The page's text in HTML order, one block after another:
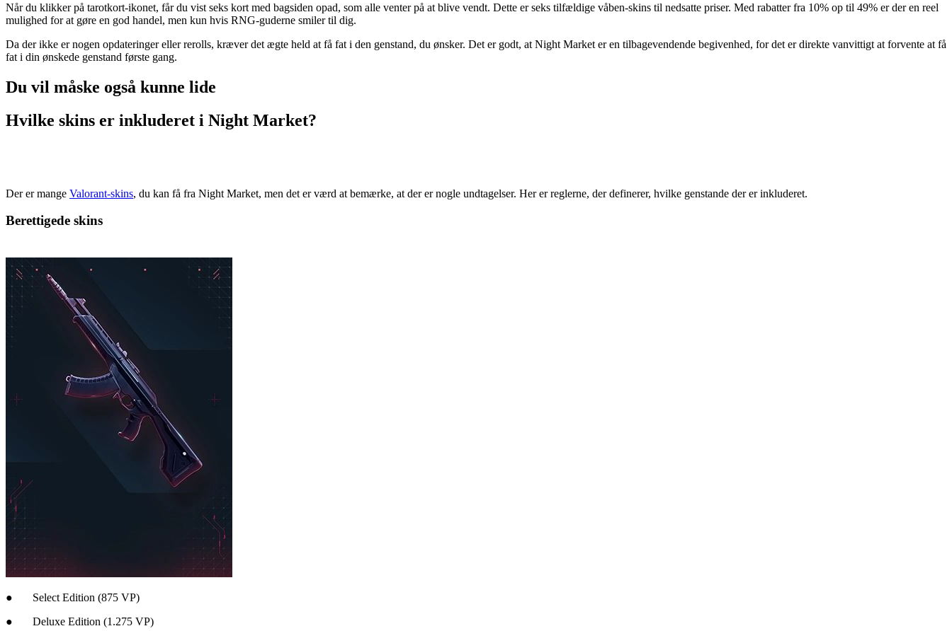
Når du klikker på tarotkort-ikonet, får du vist seks kort med bagsiden opad, som alle venter på at blive vendt. Dette er seks tilfældige våben-skins til nedsatte priser. Med rabatter fra 10% op til 49% er der en reel
mulighed for at gøre en god handel, men kun hvis RNG-guderne smiler til dig.
Da der ikke er nogen opdateringer eller rerolls, kræver det ægte held at få fat i den genstand, du ønsker. Det er godt, at Night Market er en tilbagevendende begivenhed, for det er direkte vanvittigt at forvente at få
fat i din ønskede genstand første gang.
Du vil måske også kunne lide
Hvilke skins er inkluderet i Night Market?
Der er mange Valorant-skins, du kan få fra Night Market, men det er værd at bemærke, at der er nogle undtagelser. Her er reglerne, der definerer, hvilke genstande der er inkluderet.
Berettigede skins
● Select Edition (875 VP)
● Deluxe Edition (1.275 VP)